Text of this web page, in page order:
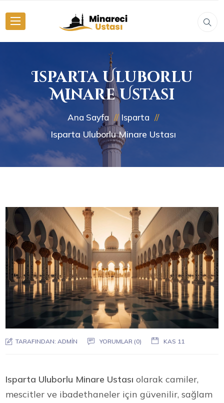
Isparta Uluborlu
Minare Ustası
Ana Sayfa Isparta
Isparta Uluborlu Minare Ustası
TARAFINDAN:ADMIN YORUMLAR (0) KAS 11
Isparta Uluborlu Minare Ustası olarak camiler,
mescitler ve ibadethaneler için güvenilir, sağlam